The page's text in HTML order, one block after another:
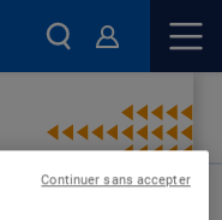
Continuer sans accepter